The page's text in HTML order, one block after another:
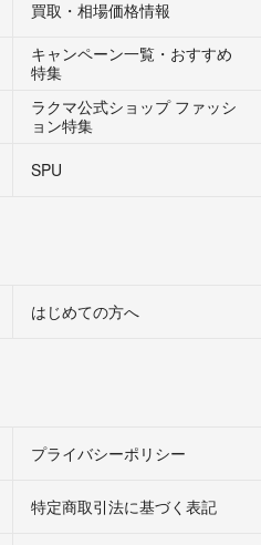
買取・相場価格情報
キャンペーン一覧・おすすめ
特集
ラクマ公式ショップ ファッシ
ョン特集
SPU
はじめての方へ
プライバシーポリシー
特定商取引法に基づく表記